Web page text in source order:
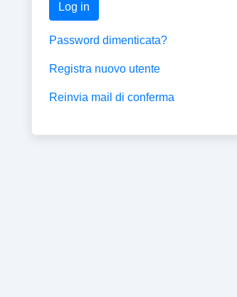
Log in
Password dimenticata?
Registra nuovo utente
Reinvia mail di conferma